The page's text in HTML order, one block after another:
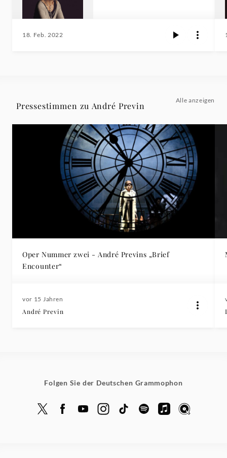
18. Feb. 2022
Pressestimmen zu André Previn
Alle anzeigen
Oper Nummer zwei - André Previns „Brief
Encounter“
vor 15 Jahren
André Previn
Folgen Sie der Deutschen Grammophon